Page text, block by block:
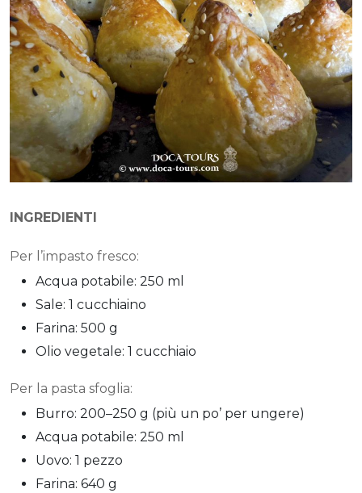
INGREDIENTI
Per l’impasto fresco:
Acqua potabile: 250 ml
Sale: 1 cucchiaino
Farina: 500 g
Olio vegetale: 1 cucchiaio
Per la pasta sfoglia:
Burro: 200–250 g (più un po’ per ungere)
Acqua potabile: 250 ml
Uovo: 1 pezzo
Farina: 640 g